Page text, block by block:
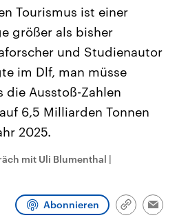
6.
aus
USA
Aktuelle Beiträge,
Hintergründe
Wirtschaftlich und
gehören die Vereinigten
den mächtigsten Ländern
mit großem Einfluss auf
Podcasts
Tourismus ist einer
größer als bisher
und Studienautor
im Dlf, man müsse
die Ausstoß-Zahlen
6,5 Milliarden Tonnen
2025.
mit Uli Blumenthal |
Abonnieren
Link